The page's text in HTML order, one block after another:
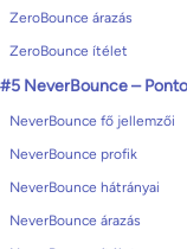
ZeroBounce árazás
ZeroBounce ítélet
#5 NeverBounce –
NeverBounce fő jellemzői
NeverBounce profik
NeverBounce hátrányai
NeverBounce árazás